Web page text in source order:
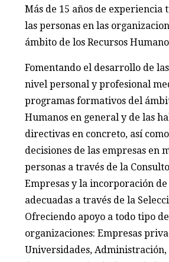
Más de 15 años de experiencia
las personas en las
ámbito de los Recursos
Fomentando el desarrollo de
nivel personal y profesional
programas formativos del
Humanos en general y de las
directivas en concreto, así
decisiones de las empresas en
personas a través de la
Empresas y la incorporación de
adecuadas a través de la
Ofreciendo apoyo a todo tipo de
organizaciones: Empresas
Universidades, Administración,